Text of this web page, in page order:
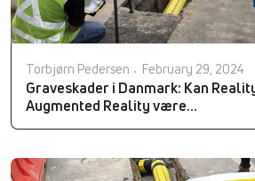
Torbjørn Pedersen February 29, 2024
Graveskader i Danmark: Kan
Augmented Reality være...